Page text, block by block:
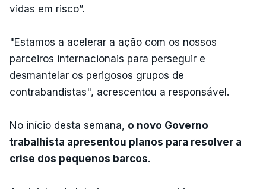
vidas em risco”.
"Estamos a acelerar a ação com os nossos
parceiros internacionais para perseguir e
desmantelar os perigosos grupos de
contrabandistas", acrescentou a responsável.
No início desta semana, o novo Governo
trabalhista apresentou planos para resolver a
crise dos pequenos barcos.